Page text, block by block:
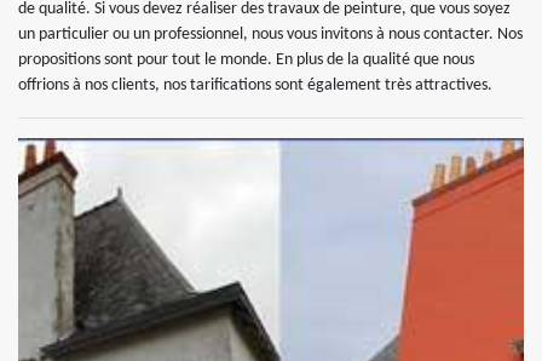
de qualité. Si vous devez réaliser des travaux de peinture, que vous soyez
un particulier ou un professionnel, nous vous invitons à nous contacter. Nos
propositions sont pour tout le monde. En plus de la qualité que nous
offrions à nos clients, nos tarifications sont également très attractives.